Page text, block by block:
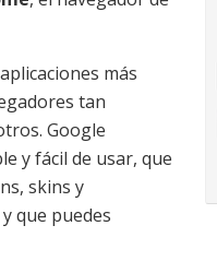
más
tan
Google
y fácil de usar, que
skins y
que puedes